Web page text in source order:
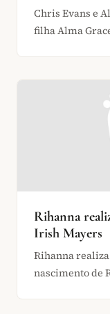
Chris Evans e
filha Alma
Rihanna
Irish Mayers
Rihanna
nascimento de